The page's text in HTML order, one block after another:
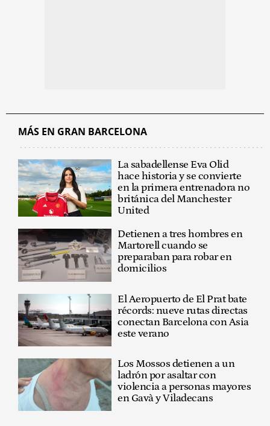
MÁS EN GRAN BARCELONA
La sabadellense Eva Olid
hace historia y se convierte
en la primera entrenadora no
británica del Manchester
United
Detienen a tres hombres en
Martorell cuando se
preparaban para robar en
domicilios
El Aeropuerto de El Prat bate
récords: nueve rutas directas
conectan Barcelona con Asia
este verano
Los Mossos detienen a un
ladrón por asaltar con
violencia a personas mayores
en Gavà y Viladecans